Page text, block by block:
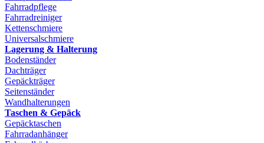
Fahrradpflege
Fahrradreiniger
Kettenschmiere
Universalschmiere
Lagerung & Halterung
Bodenständer
Dachträger
Gepäckträger
Seitenständer
Wandhalterungen
Taschen & Gepäck
Gepäcktaschen
Fahrradanhänger